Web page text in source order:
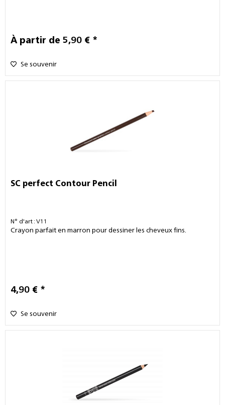
À partir de 5,90 € *
Se souvenir
SC perfect Contour Pencil
N° d'art : V11
Crayon parfait en marron pour dessiner les cheveux fins.
4,90 € *
Se souvenir